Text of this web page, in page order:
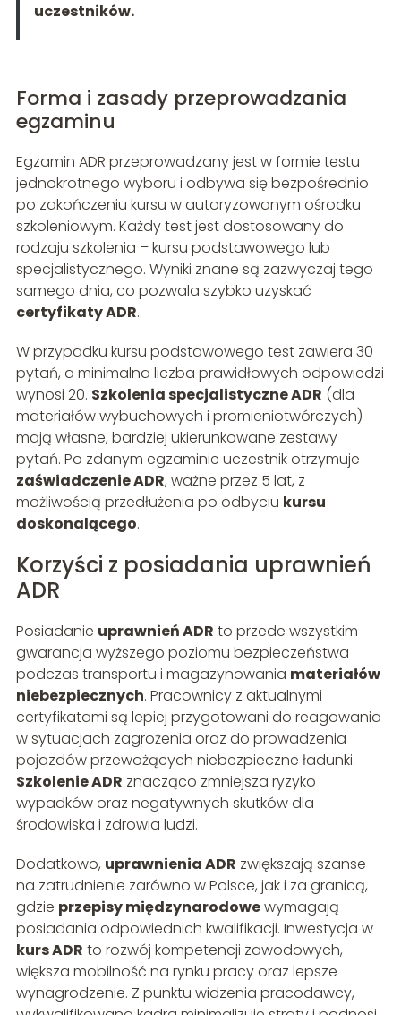
uczestników.
Forma i zasady przeprowadzania
egzaminu
Egzamin ADR przeprowadzany jest w formie testu
jednokrotnego wyboru i odbywa się bezpośrednio
po zakończeniu kursu w autoryzowanym ośrodku
szkoleniowym. Każdy test jest dostosowany do
rodzaju szkolenia – kursu podstawowego lub
specjalistycznego. Wyniki znane są zazwyczaj tego
samego dnia, co pozwala szybko uzyskać
certyfikaty ADR.
W przypadku kursu podstawowego test zawiera 30
pytań, a minimalna liczba prawidłowych odpowiedzi
wynosi 20. Szkolenia specjalistyczne ADR (dla
materiałów wybuchowych i promieniotwórczych)
mają własne, bardziej ukierunkowane zestawy
pytań. Po zdanym egzaminie uczestnik otrzymuje
zaświadczenie ADR, ważne przez 5 lat, z
możliwością przedłużenia po odbyciu kursu
doskonalącego.
Korzyści z posiadania uprawnień
ADR
Posiadanie uprawnień ADR to przede wszystkim
gwarancja wyższego poziomu bezpieczeństwa
podczas transportu i magazynowania materiałów
niebezpiecznych. Pracownicy z aktualnymi
certyfikatami są lepiej przygotowani do reagowania
w sytuacjach zagrożenia oraz do prowadzenia
pojazdów przewożących niebezpieczne ładunki.
Szkolenie ADR znacząco zmniejsza ryzyko
wypadków oraz negatywnych skutków dla
środowiska i zdrowia ludzi.
Dodatkowo, uprawnienia ADR zwiększają szanse
na zatrudnienie zarówno w Polsce, jak i za granicą,
gdzie przepisy międzynarodowewymagają
posiadania odpowiednich kwalifikacji. Inwestycja w
kurs ADR to rozwój kompetencji zawodowych,
większa mobilność na rynku pracy oraz lepsze
wynagrodzenie. Z punktu widzenia pracodawcy,